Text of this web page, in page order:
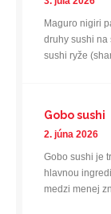
Maguro nigiri
druhy sushi na
sushi ryže
Gobo sushi
2. júna 2026
Gobo sushi je
hlavnou
medzi menej